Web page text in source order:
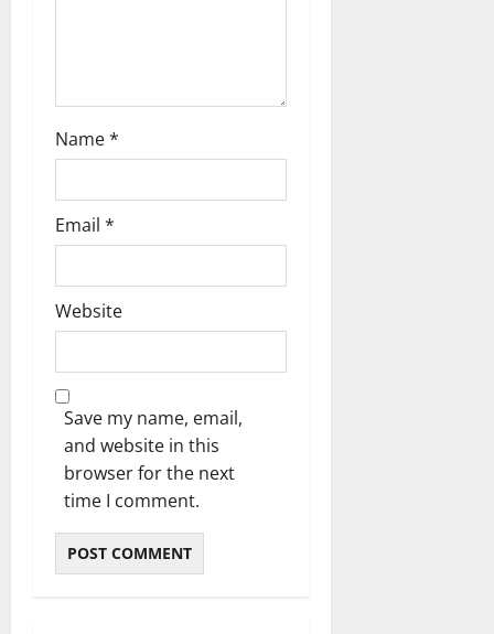
Name*
Email *
Website
Save my name, email,
and website in this
browser for the next
time I comment.